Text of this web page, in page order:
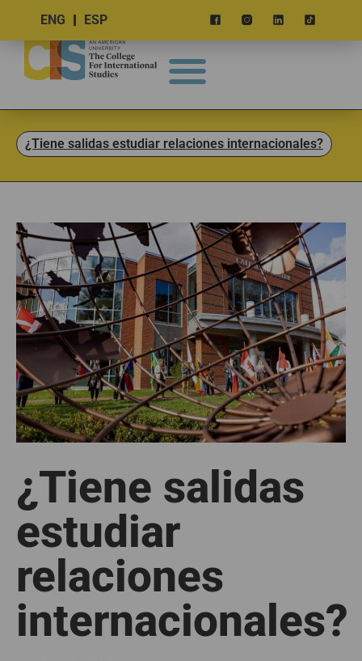
ENG ESP
¿Tiene salidas estudiar relaciones internacionales?
¿Tiene salidas
estudiar
relaciones
internacionales?